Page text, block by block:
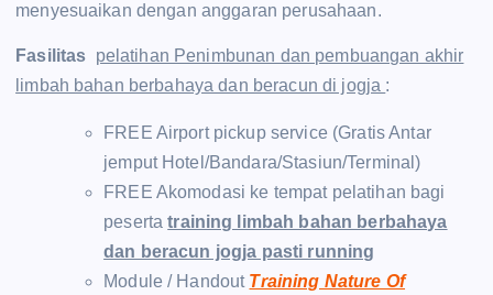
menyesuaikan dengan anggaran perusahaan.
Fasilitas pelatihan Penimbunan dan pembuangan akhir
limbah bahan berbahaya dan beracun di jogja :
FREE Airport pickup service (Gratis Antar
jemput Hotel/Bandara/Stasiun/Terminal)
FREE Akomodasi ke tempat pelatihan bagi
pesertatraining limbah bahan berbahaya
dan beracun jogja pasti running
Module / Handout Training Nature Of